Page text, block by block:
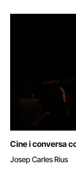
Cine i conversa
Josep Carles Rius